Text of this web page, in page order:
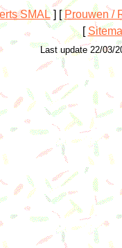
SMAL] [Prouwen /
[
Last update 22/03/